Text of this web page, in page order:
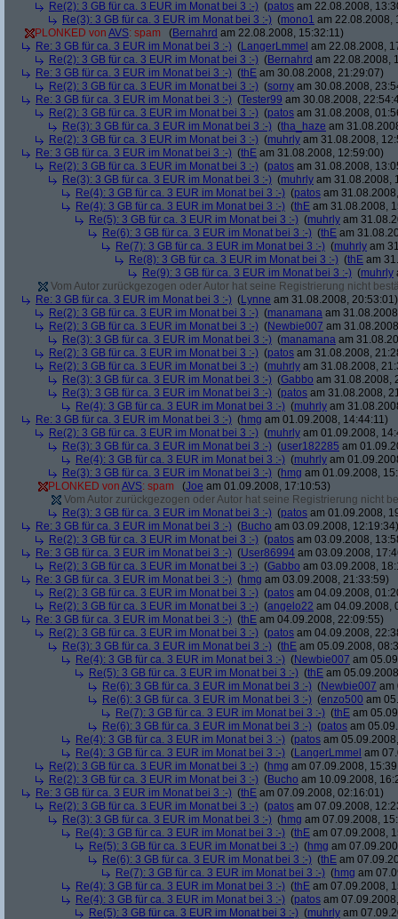
Re(2): 3 GB für ca. 3 EUR im Monat bei 3 :-) (patos am 22.08.2008,
Re(3): 3 GB für ca. 3 EUR im Monat bei 3 :-) (mono1 am 22.08.2008,
PLONKED von AVS: spam (Bernahrd am 22.08.2008, 15:32:11)
Re: 3 GB für ca. 3 EUR im Monat bei 3 :-) (LangerLmmel am 22.08.2008,
Re(2): 3 GB für ca. 3 EUR im Monat bei 3 :-) (Bernahrd am 22.08.2008,
Re: 3 GB für ca. 3 EUR im Monat bei 3 :-) (thE am 30.08.2008, 21:29:07)
Re(2): 3 GB für ca. 3 EUR im Monat bei 3 :-) (sorny am 30.08.2008,
Re: 3 GB für ca. 3 EUR im Monat bei 3 :-) (Tester99 am 30.08.2008,
Re(2): 3 GB für ca. 3 EUR im Monat bei 3 :-) (patos am 31.08.2008,
Re(3): 3 GB für ca. 3 EUR im Monat bei 3 :-) (tha_haze am
Re(2): 3 GB für ca. 3 EUR im Monat bei 3 :-) (muhrly am 31.08.2008,
Re: 3 GB für ca. 3 EUR im Monat bei 3 :-) (thE am 31.08.2008, 12:59:00)
Re(2): 3 GB für ca. 3 EUR im Monat bei 3 :-) (patos am 31.08.2008,
Re(3): 3 GB für ca. 3 EUR im Monat bei 3 :-) (muhrly am 31.08.2008,
Re(4): 3 GB für ca. 3 EUR im Monat bei 3 :-) (patos am
Re(4): 3 GB für ca. 3 EUR im Monat bei 3 :-) (thE am 31.08.2008,
Re(5): 3 GB für ca. 3 EUR im Monat bei 3 :-) (muhrly am
Re(6): 3 GB für ca. 3 EUR im Monat bei 3 :-) (thE am
Re(7): 3 GB für ca. 3 EUR im Monat bei 3 :-) (muhrly am
Re(8): 3 GB für ca. 3 EUR im Monat bei 3 :-) (thE am
Re(9): 3 GB für ca. 3 EUR im Monat bei 3 :-) (muhrly
Vom Autor zurückgezogen oder Autor hat seine Registrierung nicht
Re: 3 GB für ca. 3 EUR im Monat bei 3 :-) (Lynne am 31.08.2008, 20:53:01)
Re(2): 3 GB für ca. 3 EUR im Monat bei 3 :-) (manamana am
Re(2): 3 GB für ca. 3 EUR im Monat bei 3 :-) (Newbie007 am
Re(3): 3 GB für ca. 3 EUR im Monat bei 3 :-) (manamana am
Re(2): 3 GB für ca. 3 EUR im Monat bei 3 :-) (patos am 31.08.2008,
Re(2): 3 GB für ca. 3 EUR im Monat bei 3 :-) (muhrly am 31.08.2008,
Re(3): 3 GB für ca. 3 EUR im Monat bei 3 :-) (Gabbo am 31.08.2008,
Re(3): 3 GB für ca. 3 EUR im Monat bei 3 :-) (patos am 31.08.2008,
Re(4): 3 GB für ca. 3 EUR im Monat bei 3 :-) (muhrly am
Re: 3 GB für ca. 3 EUR im Monat bei 3 :-) (hmg am 01.09.2008, 14:44:11)
Re(2): 3 GB für ca. 3 EUR im Monat bei 3 :-) (muhrly am 01.09.2008,
Re(3): 3 GB für ca. 3 EUR im Monat bei 3 :-) (user182285 am
Re(4): 3 GB für ca. 3 EUR im Monat bei 3 :-) (muhrly am
Re(3): 3 GB für ca. 3 EUR im Monat bei 3 :-) (hmg am 01.09.2008,
PLONKED von AVS: spam (Joe am 01.09.2008, 17:10:53)
Vom Autor zurückgezogen oder Autor hat seine Registrierung nicht
Re(3): 3 GB für ca. 3 EUR im Monat bei 3 :-) (patos am 01.09.2008,
Re: 3 GB für ca. 3 EUR im Monat bei 3 :-) (Bucho am 03.09.2008, 12:19:34)
Re(2): 3 GB für ca. 3 EUR im Monat bei 3 :-) (patos am 03.09.2008,
Re: 3 GB für ca. 3 EUR im Monat bei 3 :-) (User86994 am 03.09.2008,
Re(2): 3 GB für ca. 3 EUR im Monat bei 3 :-) (Gabbo am 03.09.2008,
Re: 3 GB für ca. 3 EUR im Monat bei 3 :-) (hmg am 03.09.2008, 21:33:59)
Re(2): 3 GB für ca. 3 EUR im Monat bei 3 :-) (patos am 04.09.2008,
Re(2): 3 GB für ca. 3 EUR im Monat bei 3 :-) (angelo22 am 04.09.2008,
Re: 3 GB für ca. 3 EUR im Monat bei 3 :-) (thE am 04.09.2008, 22:09:55)
Re(2): 3 GB für ca. 3 EUR im Monat bei 3 :-) (patos am 04.09.2008,
Re(3): 3 GB für ca. 3 EUR im Monat bei 3 :-) (thE am 05.09.2008,
Re(4): 3 GB für ca. 3 EUR im Monat bei 3 :-) (Newbie007 am
Re(5): 3 GB für ca. 3 EUR im Monat bei 3 :-) (thE am
Re(6): 3 GB für ca. 3 EUR im Monat bei 3 :-) (Newbie007 am
Re(6): 3 GB für ca. 3 EUR im Monat bei 3 :-) (enzo500 am
Re(7): 3 GB für ca. 3 EUR im Monat bei 3 :-) (thE am
Re(6): 3 GB für ca. 3 EUR im Monat bei 3 :-) (patos am
Re(4): 3 GB für ca. 3 EUR im Monat bei 3 :-) (patos am
Re(4): 3 GB für ca. 3 EUR im Monat bei 3 :-) (LangerLmmel am
Re(2): 3 GB für ca. 3 EUR im Monat bei 3 :-) (hmg am 07.09.2008,
Re(2): 3 GB für ca. 3 EUR im Monat bei 3 :-) (Bucho am 10.09.2008,
Re: 3 GB für ca. 3 EUR im Monat bei 3 :-) (thE am 07.09.2008, 02:16:01)
Re(2): 3 GB für ca. 3 EUR im Monat bei 3 :-) (patos am 07.09.2008,
Re(3): 3 GB für ca. 3 EUR im Monat bei 3 :-) (hmg am 07.09.2008,
Re(4): 3 GB für ca. 3 EUR im Monat bei 3 :-) (thE am 07.09.2008,
Re(5): 3 GB für ca. 3 EUR im Monat bei 3 :-) (hmg am
Re(6): 3 GB für ca. 3 EUR im Monat bei 3 :-) (thE am
Re(7): 3 GB für ca. 3 EUR im Monat bei 3 :-) (hmg am
Re(4): 3 GB für ca. 3 EUR im Monat bei 3 :-) (thE am 07.09.2008,
Re(4): 3 GB für ca. 3 EUR im Monat bei 3 :-) (patos am
Re(5): 3 GB für ca. 3 EUR im Monat bei 3 :-) (muhrly am